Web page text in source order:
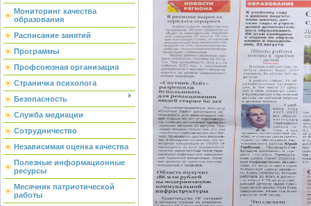
Мониторинг качества
образования
Расписание занятий
Программы
Профсоюзная организация
Страничка психолога
Безопасность
Служба медиации
Сотрудничество
Независимая оценка качества
Полезные информационные
ресурсы
Месячник патриотической
работы